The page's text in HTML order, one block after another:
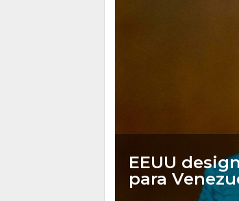
EEUU
para